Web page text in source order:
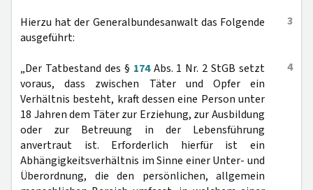
3
Hierzu hat der Generalbundesanwalt das Folgende
ausgeführt:
4
„Der Tatbestand des § 174Abs. 1 Nr. 2 StGB setzt
voraus, dass zwischen Täter und Opfer ein
Verhältnis besteht, kraft dessen eine Person unter
18 Jahren dem Täter zur Erziehung, zur Ausbildung
oder zur Betreuung in der Lebensführung
anvertraut ist. Erforderlich hierfür ist ein
Abhängigkeitsverhältnis im Sinne einer Unter- und
Überordnung, die den persönlichen, allgemein